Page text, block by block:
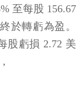
至每股 156.67
於轉虧為盈。
股虧損 2.72 美